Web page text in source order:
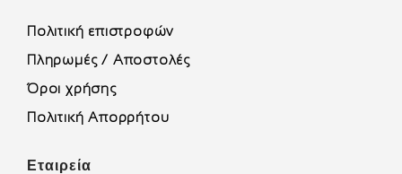
Πολιτική επιστροφών
Πληρωμές / Αποστολές
Όροι χρήσης
Πολιτική Απορρήτου
Εταιρεία